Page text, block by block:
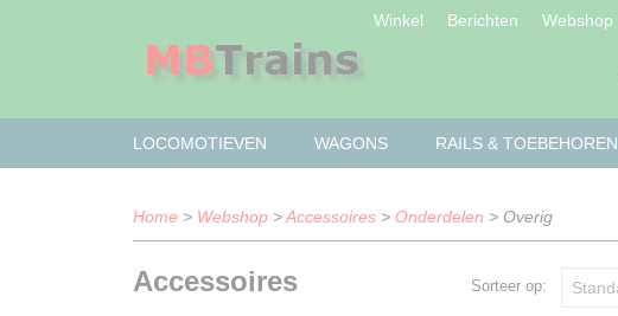
Winkel Berichten Webshop
LOCOMOTIEVEN WAGONS RAILS & TOEBEHOREN
Home > Webshop >Accessoires > Onderdelen > Overig
Accessoires Sorteer op: